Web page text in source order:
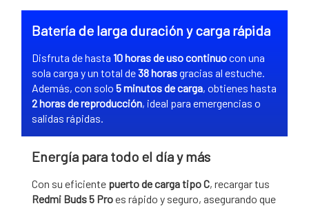
Batería de larga duración y carga rápida
Disfruta de hasta 10 horas de uso continuocon una
sola carga y un total de38 horasgracias al estuche.
Además, con solo 5 minutos de carga, obtienes hasta
2 horas de reproducción, ideal para emergencias o
salidas rápidas.
Energía para todo el día y más
Con su eficiente puerto de carga tipo C, recargar tus
Redmi Buds 5 Proes rápido y seguro, asegurando que